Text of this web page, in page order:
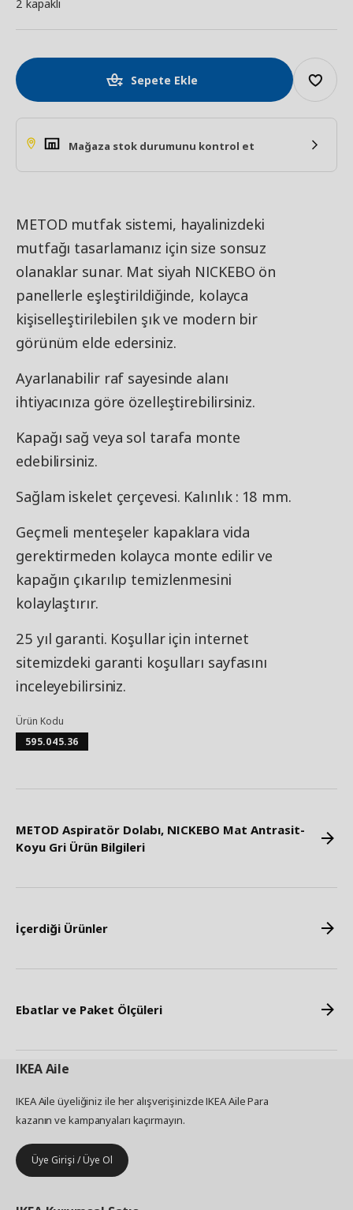
2 kapaklı
Sepete Ekle
Mağaza stok durumunu kontrol et
METOD mutfak sistemi, hayalinizdeki
mutfağı tasarlamanız için size sonsuz
olanaklar sunar. Mat siyah NICKEBO ön
panellerle eşleştirildiğinde, kolayca
kişiselleştirilebilen şık ve modern bir
görünüm elde edersiniz.
Ayarlanabilir raf sayesinde alanı
ihtiyacınıza göre özelleştirebilirsiniz.
Kapağı sağ veya sol tarafa monte
edebilirsiniz.
Sağlam iskelet çerçevesi. Kalınlık : 18 mm.
Geçmeli menteşeler kapaklara vida
gerektirmeden kolayca monte edilir ve
kapağın çıkarılıp temizlenmesini
kolaylaştırır.
25 yıl garanti. Koşullar için internet
sitemizdeki garanti koşulları sayfasını
inceleyebilirsiniz.
Ürün Kodu
595.045.36
METOD Aspiratör Dolabı, NICKEBO Mat Antrasit-
Koyu Gri Ürün Bilgileri
İçerdiği Ürünler
Ebatlar ve Paket Ölçüleri
IKEAAile
IKEA Aile üyeliğiniz ile her alışverişinizde IKEA Aile Para
kazanın ve kampanyaları kaçırmayın.
Üye Girişi / Üye Ol